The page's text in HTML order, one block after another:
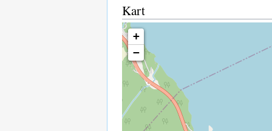
Kart
+
−